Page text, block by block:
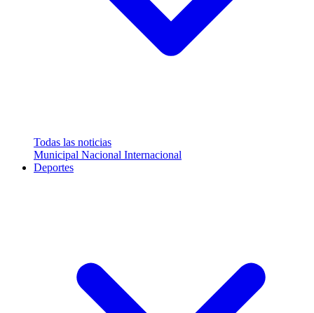
Todas las noticias
Municipal Nacional Internacional
Deportes